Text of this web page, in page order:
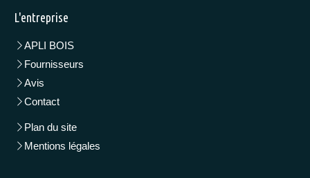
L'entreprise
APLI BOIS
Fournisseurs
Avis
Contact
Plan du site
Mentions légales